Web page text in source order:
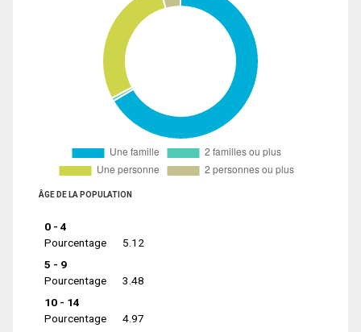
ÂGE DE LA POPULATION
0 - 4
Pourcentage
5.12
5 - 9
Pourcentage
3.48
10 - 14
Pourcentage
4.97